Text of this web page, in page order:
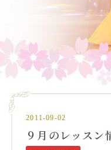
2011-09-02
９月のレッスン